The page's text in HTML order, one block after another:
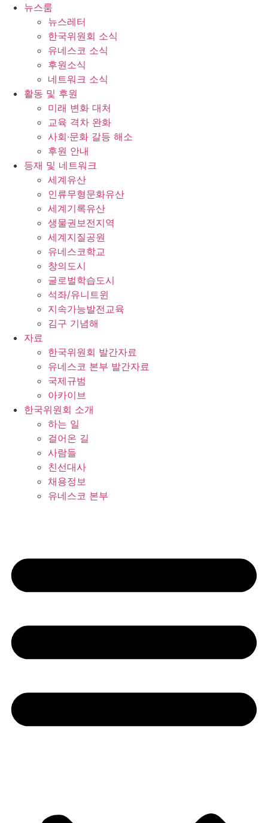
뉴스룸
뉴스레터
한국위원회 소식
유네스코 소식
후원소식
네트워크 소식
활동 및 후원
미래 변화 대처
교육 격차 완화
사회∙문화 갈등 해소
후원 안내
등재 및 네트워크
세계유산
인류무형문화유산
세계기록유산
생물권보전지역
세계지질공원
유네스코학교
창의도시
글로벌학습도시
석좌/유니트윈
지속가능발전교육
김구 기념해
자료
한국위원회 발간자료
유네스코 본부 발간자료
국제규범
아카이브
한국위원회 소개
하는 일
걸어온 길
사람들
친선대사
채용정보
유네스코 본부